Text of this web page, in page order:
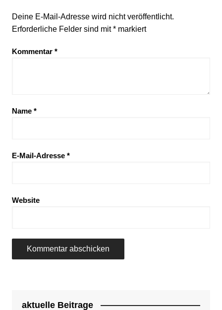
Deine E-Mail-Adresse wird nicht veröffentlicht.
Erforderliche Felder sind mit*markiert
Kommentar *
Name *
E-Mail-Adresse *
Website
aktuelle Beitrage